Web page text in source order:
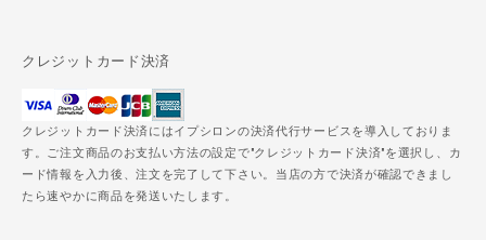
クレジットカード決済
クレジットカード決済にはイプシロンの決済代行サービスを導入しておりま
す。ご注文商品のお支払い方法の設定で"クレジットカード決済"を選択し、カ
ード情報を入力後、注文を完了して下さい。当店の方で決済が確認できまし
たら速やかに商品を発送いたします。